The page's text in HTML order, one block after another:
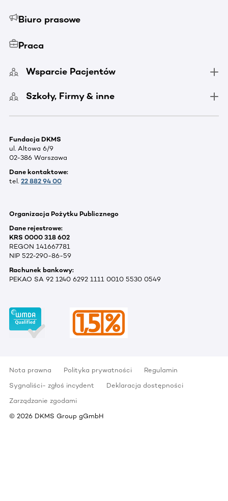
Biuro prasowe
Praca
Wsparcie Pacjentów
Szkoły, Firmy & inne
Fundacja DKMS
ul. Altowa 6/9
02-386 Warszawa
Dane kontaktowe:
tel. 22 882 94 00
Organizacja Pożytku Publicznego
Dane rejestrowe:
KRS 0000 318 602
REGON 141667781
NIP 522-290-86-59
Rachunek bankowy:
PEKAO SA 92 1240 6292 1111 0010 5530 0549
Nota prawna Polityka prywatności
Regulamin
Sygnaliści- zgłoś incydent
Deklaracja dostępności
Zarządzanie zgodami
© 2026 DKMS Group gGmbH